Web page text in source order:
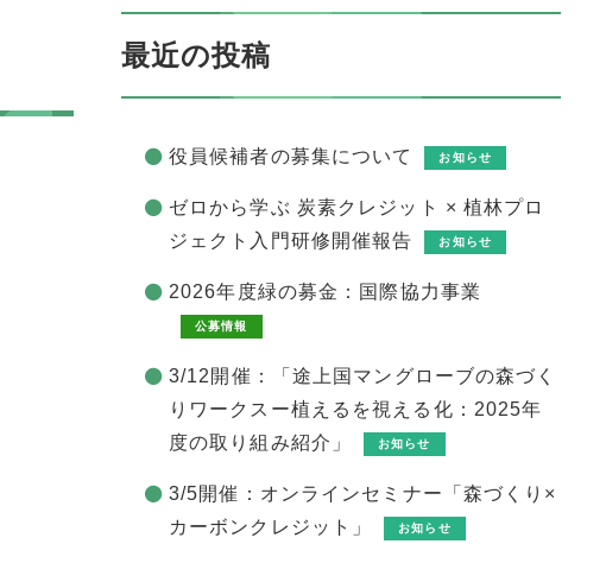
最近の投稿
役員候補者の募集について お知らせ
ゼロから学ぶ 炭素クレジット × 植林プロ
ジェクト入門研修開催報告
お知らせ
2026年度緑の募金：国際協力事業
公募情報
3/12開催：「途上国マングローブの森づく
りワークスー植えるを視える化：2025年
度の取り組み紹介」
お知らせ
3/5開催：オンラインセミナー「森づくり×
カーボンクレジット」
お知らせ